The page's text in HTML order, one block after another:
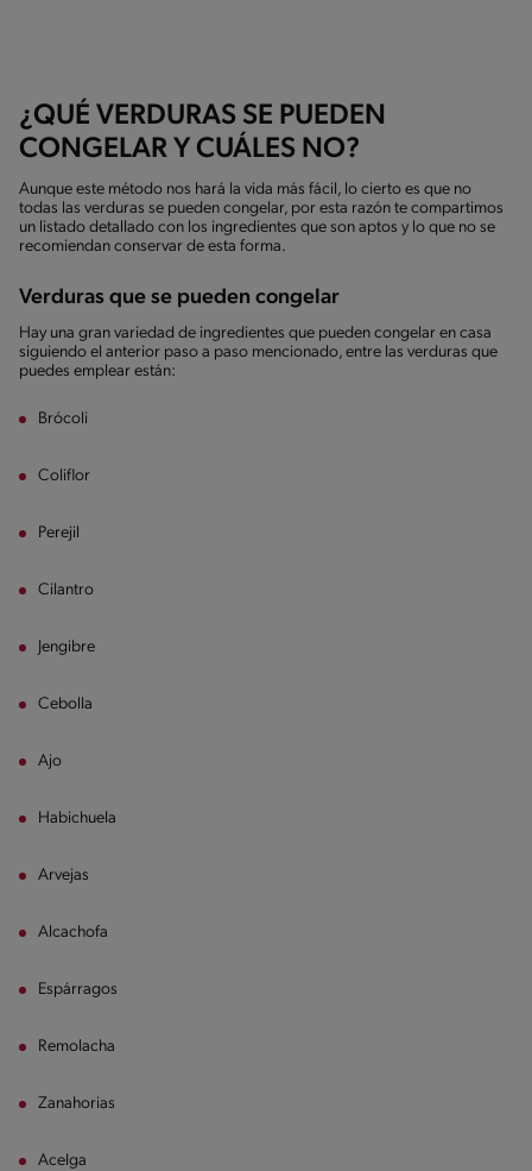
¿QUÉ VERDURAS SE PUEDEN
CONGELAR Y CUÁLES NO?
Aunque este método nos hará la vida más fácil, lo cierto es que no
todas las verduras se pueden congelar, por esta razón te compartimos
un listado detallado con los ingredientes que son aptos y lo que no se
recomiendan conservar de esta forma.
Verduras que se pueden congelar
Hay una gran variedad de ingredientes que pueden congelar en casa
siguiendo el anterior paso a paso mencionado, entre las verduras que
puedes emplear están:
Brócoli
Coliflor
Perejil
Cilantro
Jengibre
Cebolla
Ajo
Habichuela
Arvejas
Alcachofa
Espárragos
Remolacha
Zanahorias
Acelga